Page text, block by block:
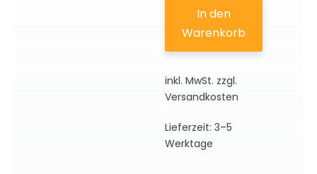
3D
Motiv
In den
Warenkorb
inkl. MwSt. zzgl.
Versandkosten
Lieferzeit: 3–5
Werktage